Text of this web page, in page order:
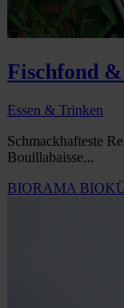
Fischfond
Essen & Trinken
Schmackhafteste
Bouillabaisse...
BIORAMA